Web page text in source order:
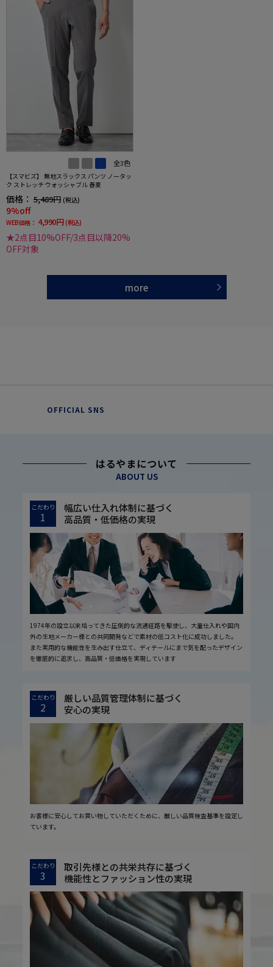
全3色
【スマビズ】 無地スラックス パンツ ノータッ
ク ストレッチ ウォッシャブル 春夏
価格： 5,489円 (税込)
9%off
WEB価格： 4,990円 (税込)
★2点目10%OFF/3点目以降20%
OFF対象
more
OFFICIAL SNS
はるやまについて
ABOUT US
こだわり
1
幅広い仕入れ体制に基づく
高品質・低価格の実現
1974年の設立以来培ってきた圧倒的な流通経路を駆使し、大量仕入れや国内
外の生地メーカー様との共同開発などで素材の低コスト化に成功しました。
また実用的な機能性を生み出す仕立て、ディテールにまで気を配ったデザイン
を徹底的に追求し、高品質・低価格を実現しています
こだわり
2
厳しい品質管理体制に基づく
安心の実現
お客様に安心してお買い物していただくために、厳しい品質検査基準を設定し
ています。
こだわり
3
取引先様との共栄共存に基づく
機能性とファッション性の実現